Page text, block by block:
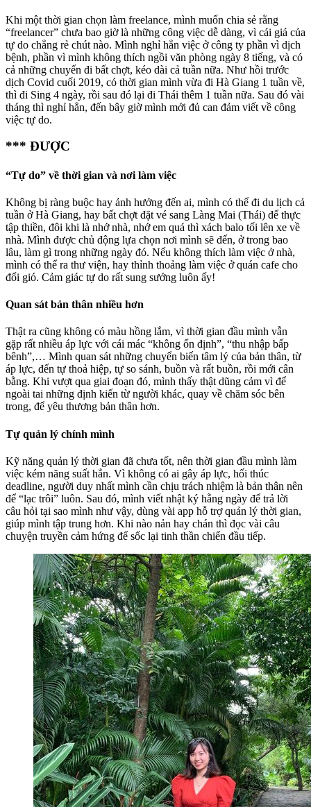
Khi một thời gian chọn làm freelance, mình muốn chia sẻ rằng
“freelancer” chưa bao giờ là những công việc dễ dàng, vì cái giá của
tự do chẳng rẻ chút nào. Mình nghỉ hẳn việc ở công ty phần vì dịch
bệnh, phần vì mình không thích ngồi văn phòng ngày 8 tiếng, và có
cả những chuyến đi bất chợt, kéo dài cả tuần nữa. Như hồi trước
dịch Covid cuối 2019, có thời gian mình vừa đi Hà Giang 1 tuần về,
thì đi Sing 4 ngày, rồi sau đó lại đi Thái thêm 1 tuần nữa. Sau đó vài
tháng thì nghỉ hẳn, đến bây giờ mình mới đủ can đảm viết về công
việc tự do.
*** ĐƯỢC
“Tự do” về thời gian và nơi làm việc
Không bị ràng buộc hay ảnh hưởng đến ai, mình có thể đi du lịch cả
tuần ở Hà Giang, hay bất chợt đặt vé sang Làng Mai (Thái) để thực
tập thiền, đôi khi là nhớ nhà, nhớ em quá thì xách balo tối lên xe về
nhà. Mình được chủ động lựa chọn nơi mình sẽ đến, ở trong bao
lâu, làm gì trong những ngày đó. Nếu không thích làm việc ở nhà,
mình có thể ra thư viện, hay thỉnh thoảng làm việc ở quán cafe cho
đổi gió. Cảm giác tự do rất sung sướng luôn ấy!
Quan sát bản thân nhiều hơn
Thật ra cũng không có màu hồng lắm, vì thời gian đầu mình vẫn
gặp rất nhiều áp lực với cái mác “không ổn định”, “thu nhập bấp
bênh”,… Mình quan sát những chuyển biến tâm lý của bản thân, từ
áp lực, đến tự thoả hiệp, tự so sánh, buồn và rất buồn, rồi mới cân
bằng. Khi vượt qua giai đoạn đó, mình thấy thật dũng cảm vì để
ngoài tai những định kiến từ người khác, quay về chăm sóc bên
trong, để yêu thương bản thân hơn.
Tự quản lý chính mình
Kỹ năng quản lý thời gian đã chưa tốt, nên thời gian đầu mình làm
việc kém năng suất hẳn. Vì không có ai gây áp lực, hối thúc
deadline, người duy nhất mình cần chịu trách nhiệm là bản thân nên
để “lạc trôi” luôn. Sau đó, mình viết nhật ký hằng ngày để trả lời
câu hỏi tại sao mình như vậy, dùng vài app hỗ trợ quản lý thời gian,
giúp mình tập trung hơn. Khi nào nản hay chán thì đọc vài câu
chuyện truyền cảm hứng để sốc lại tinh thần chiến đầu tiếp.